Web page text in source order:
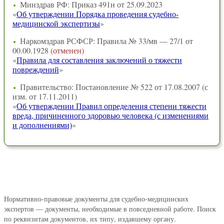
Минздрав РФ: Приказ 491н от 25.09.2023
«Об утверждении Порядка проведения судебно-
медицинской экспертизы»
Наркомздрав РСФСР: Правила № 33/мв — 27/1 от
00.00.1928 (отменен)
«Правила для составления заключений о тяжести
повреждений»
Правительство: Постановление № 522 от 17.08.2007 (с
изм. от 17.11.2011)
«Об утверждении Правил определения степени тяжести
вреда, причиненного здоровью человека (с изменениями
и дополнениями)»
Нормативно-правовые документы для судебно-медицинских
экспертов — документы, необходимые в повседневной работе. Поиск
по реквизитам документов, их типу, издавшему органу.